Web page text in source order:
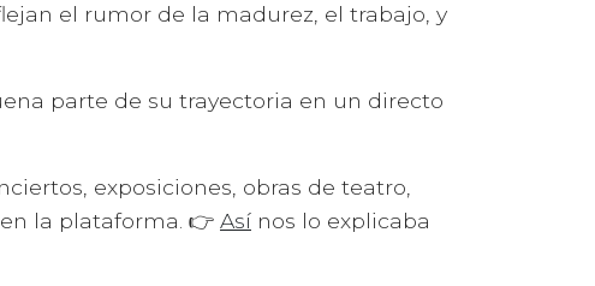
el rumor de la madurez, el trabajo, y
parte de su trayectoria en un directo
exposiciones, obras de teatro,
la plataforma. 👉 Así nos lo explicaba